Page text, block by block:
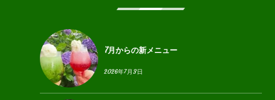
7月からの新メニュー
2026年7月3日